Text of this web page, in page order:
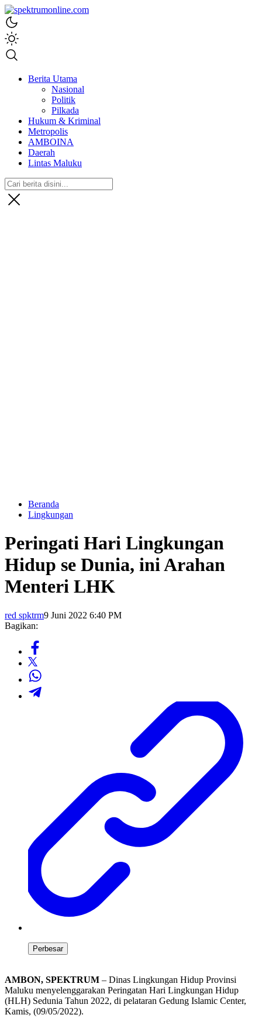
spektrumonline.com
Berita Utama
Nasional
Politik
Pilkada
Hukum & Kriminal
Metropolis
AMBOINA
Daerah
Lintas Maluku
Beranda
Lingkungan
Peringati Hari Lingkungan
Hidup se Dunia, ini Arahan
Menteri LHK
red spktrm9 Juni 2022 6:40 PM
Bagikan:
Perbesar
AMBON, SPEKTRUM – Dinas Lingkungan Hidup Provinsi
Maluku menyelenggarakan Peringatan Hari Lingkungan Hidup
(HLH) Sedunia Tahun 2022, di pelataran Gedung Islamic Center,
Kamis, (09/05/2022).